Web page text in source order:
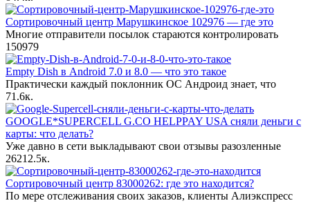
Сортировочный центр Марушкинское 102976 — где это
Многие отправители посылок стараются контролировать
150979
Empty Dish в Android 7.0 и 8.0 — что это такое
Практически каждый поклонник ОС Андроид знает, что
71.6к.
GOOGLE*SUPERCELL G.CO HELPPAY USA сняли деньги с
карты: что делать?
Уже давно в сети выкладывают свои отзывы разозленные
26212.5к.
Сортировочный центр 83000262: где это находится?
По мере отслеживания своих заказов, клиенты Алиэкспресс